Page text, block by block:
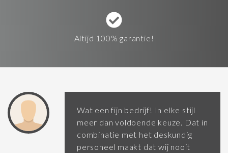
Altijd 100% garantie!
Wat een fijn bedrijf! In elke stijl
meer dan voldoende keuze. Dat in
combinatie met het deskundig
personeel maakt dat wij nooit